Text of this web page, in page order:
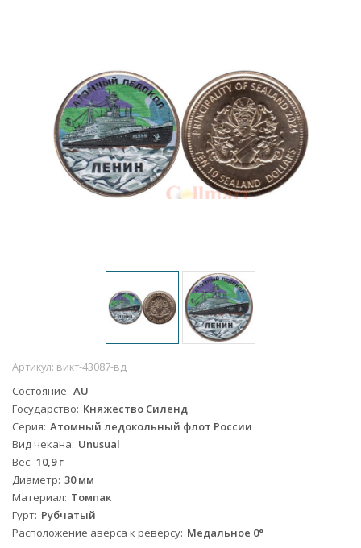
Артикул: викт-43087-вд
Состояние AU
Государство Княжество Силенд
Серия Атомный ледокольный флот России
Вид чекана Unusual
Вес 10,9 г
Диаметр 30 мм
Материал Томпак
Гурт Рубчатый
Расположение аверса к реверсу Медальное 0°